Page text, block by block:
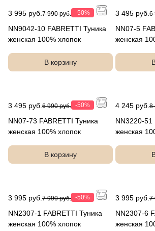
3 995 руб. 7 990 руб. -50%
NN9042-10 FABRETTI Туника
женская 100% хлопок
В корзину
3 495 руб. 6
NN07-5
женская
3 495 руб. 6 990 руб. -50%
NN07-73 FABRETTI Туника
женская 100% хлопок
В корзину
4 245 руб. 8
NN3220-51
женская
3 995 руб. 7 990 руб. -50%
NN2307-1 FABRETTI Туника
женская 100% хлопок
3 995 руб. 7
NN2307-6
женская